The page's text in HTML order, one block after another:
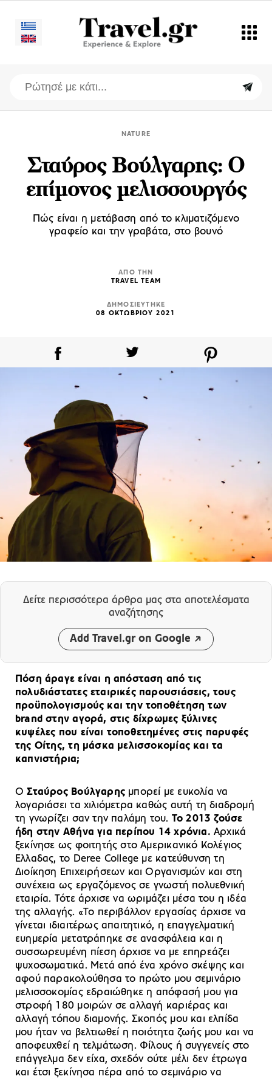
NATURE
Σταύρος Βούλγαρης: Ο
επίμονος μελισσουργός
Πώς είναι η μετάβαση από το κλιματιζόμενο
γραφείο και την γραβάτα, στο βουνό
ΑΠΟ ΤΗΝ
TRAVEL TEAM
ΔΗΜΟΣΙΕΥΤΗΚΕ
08 ΟΚΤΩΒΡΙΟΥ 2021
Δείτε περισσότερα άρθρα μας στα αποτελέσματα
αναζήτησης
Add Travel.gr on Google
Πόση άραγε είναι η απόσταση από τις
πολυδιάστατες εταιρικές παρουσιάσεις, τους
προϋπολογισμούς και την τοποθέτηση των
brand στην αγορά, στις δίχρωμες ξύλινες
κυψέλες που είναι τοποθετημένες στις παρυφές
της Οίτης, τη μάσκα μελισσοκομίας και τα
καπνιστήρια;
ΟΣταύρος Βούλγαρης μπορεί με ευκολία να
λογαριάσει τα χιλιόμετρα καθώς αυτή τη διαδρομή
τη γνωρίζει σαν την παλάμη του. Το 2013 ζούσε
ήδη στην Αθήνα για περίπου 14 χρόνια. Αρχικά
ξεκίνησε ως φοιτητής στο Αμερικανικό Κολέγιος
Ελλαδας, το Deree College με κατεύθυνση τη
Διοίκηση Επιχειρήσεων και Οργανισμών και στη
συνέχεια ως εργαζόμενος σε γνωστή πολυεθνική
εταιρία. Τότε άρχισε να ωριμάζει μέσα του η ιδέα
της αλλαγής. «Το περιβάλλον εργασίας άρχισε να
γίνεται ιδιαιτέρως απαιτητικό, η επαγγελματική
ευημερία μετατράπηκε σε ανασφάλεια και η
συσσωρευμένη πίεση άρχισε να με επηρεάζει
ψυχοσωματικά. Μετά από ένα χρόνο σκέψης και
αφού παρακολούθησα το πρώτο μου σεμινάριο
μελισσοκομίας εδραιώθηκε η απόφασή μου για
στροφή 180 μοιρών σε αλλαγή καριέρας και
αλλαγή τόπου διαμονής. Σκοπός μου και ελπίδα
μου ήταν να βελτιωθεί η ποιότητα ζωής μου και να
αποφευχθεί η τελμάτωση. Φίλους ή συγγενείς στο
επάγγελμα δεν είχα, σχεδόν ούτε μέλι δεν έτρωγα
και έτσι ξεκίνησα πέρα από το σεμινάριο να